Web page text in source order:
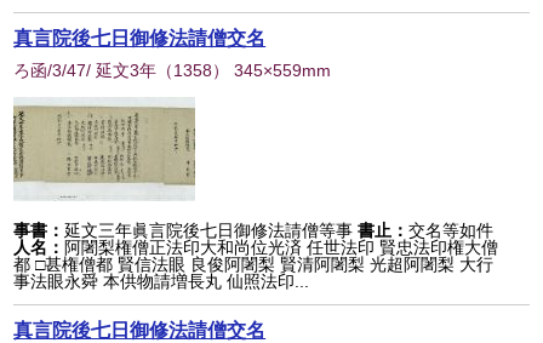
真言院後七日御修法請僧交名
ろ函/3/47/ 延文3年 （1358） 345×559mm
事書：延文三年眞言院後七日御修法請僧等事 書止：交名等如件
人名： 阿闍梨権僧正法印大和尚位光済 任世法印 賢忠法印権大僧
都 □甚権僧都 賢信法眼 良俊阿闍梨 賢清阿闍梨 光超阿闍梨 大行
事法眼永舜 本供物請増長丸 仙照法印...
真言院後七日御修法請僧交名